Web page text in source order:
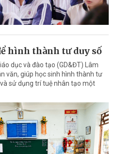
hình thành tư duy số
dục và đào tạo (GD&ĐT) Lâm
văn, giúp học sinh hình thành tư
sử dụng trí tuệ nhân tạo một